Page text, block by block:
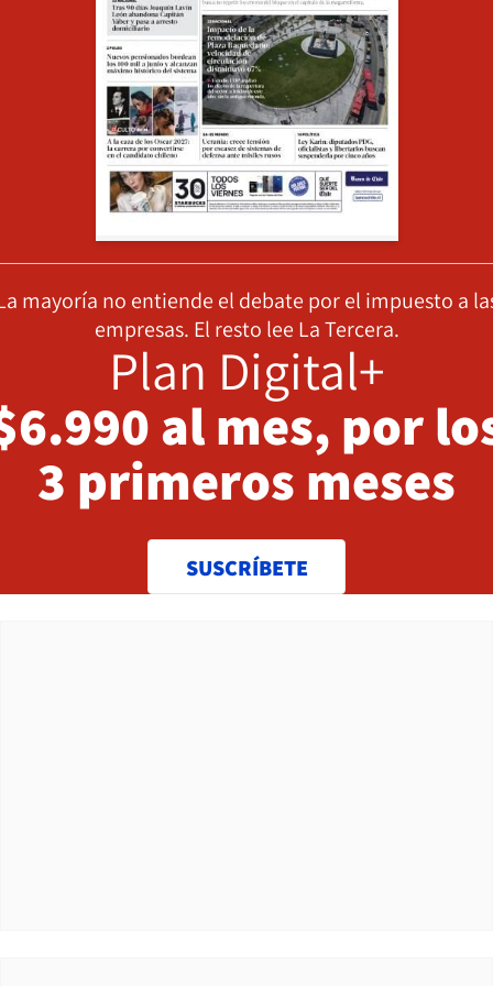
mayoría no entiende el debate por el impuesto a
empresas. El resto lee La Tercera.
Plan Digital+
al mes, por
3 primeros meses
SUSCRÍBETE